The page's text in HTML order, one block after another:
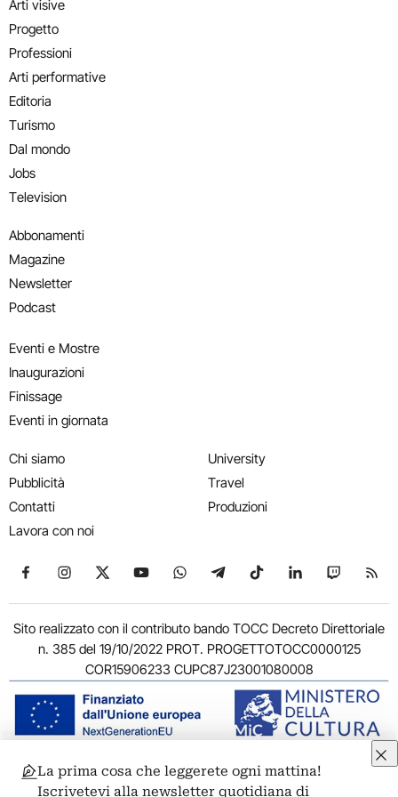
Arti visive
Progetto
Professioni
Arti performative
Editoria
Turismo
Dal mondo
Jobs
Television
Abbonamenti
Magazine
Newsletter
Podcast
Eventi e Mostre
Inaugurazioni
Finissage
Eventi in giornata
Chi siamo
Pubblicità
Contatti
Lavora con noi
University
Travel
Produzioni
Seguici su Facebook
Seguici su Instagram
Seguici su X
Seguici su YouTube
Seguici su WhatsApp
Seguici su Telegram
Seguici su TikTok
Seguici su
Seguici
Sito realizzato con il contributo bando TOCC Decreto Direttoriale
n. 385 del 19/10/2022 PROT. PROGETTOTOCC0000125
COR15906233 CUPC87J23001080008
© 2011-2026 ARTRIBUNE srl – Corso Vittorio Emanuele II, 287 –
La prima cosa che leggerete ogni mattina!
Iscrivetevi alla newsletter quotidiana di